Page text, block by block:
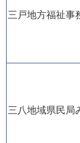
三戸地方福祉事
三八地域県民局